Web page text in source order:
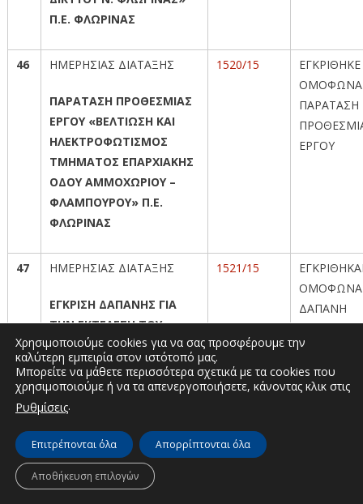
Π.Ε. ΦΛΩΡΙΝΑΣ
46 ΗΜΕΡΗΣΙΑΣ ΔΙΑΤΑΞΗΣ
ΠΑΡΑΤΑΣΗ ΠΡΟΘΕΣΜΙΑΣ
ΕΡΓΟΥ «ΒΕΛΤΙΩΣΗ ΚΑΙ
ΗΛΕΚΤΡΟΦΩΤΙΣΜΟΣ
ΤΜΗΜΑΤΟΣ ΕΠΑΡΧΙΑΚΗΣ
ΟΔΟΥ ΑΜΜΟΧΩΡΙΟΥ –
ΦΛΑΜΠΟΥΡΟΥ» Π.Ε.
ΦΛΩΡΙΝΑΣ
1520/15
ΕΓΚΡΙΘΗΚΕ
ΟΜΟΦΩΝΑ
ΠΑΡΑΤΑΣΗ
ΕΡΓΟΥ
47 ΗΜΕΡΗΣΙΑΣ ΔΙΑΤΑΞΗΣ
ΕΓΚΡΙΣΗ ΔΑΠΑΝΗΣ ΓΙΑ
ΤΗΝ ΕΚΤΕΛΕΣΗ ΤΟΥ
ΕΡΓΟΥ: «ΑΠΟΚΑΤΑΣΤΑΣΗ
ΖΗΜΙΩΝ ΣΤΑΘΕΡΟΠΟΙΗΣΗ
ΚΟΙΤΗΣ ΠΟΤΑΜΟΥ
ΑΛΙΑΚΜΟΝΑ Ν.
ΚΑΛΟΧΩΡΙΟΥ-
ΧΙΛΙΟΔΕΝΤΡΟΥ)» Π.Ε.
ΚΑΣΤΟΡΙΑΣ
1521/15
ΟΜΟΦΩΝΑ
ΔΑΠΑΝΗ
Χρησιμοποιούμε cookies για να σας προσφέρουμε την
καλύτερη εμπειρία στον ιστότοπό μας.
Μπορείτε να μάθετε περισσότερα σχετικά με τα cookies που
χρησιμοποιούμε ή να τα απενεργοποιήσετε, κάνοντας κλικ στις
Ρυθμίσεις.
Επιτρέπονται όλα Απορρίπτονται όλα
Αποθήκευση επιλογών